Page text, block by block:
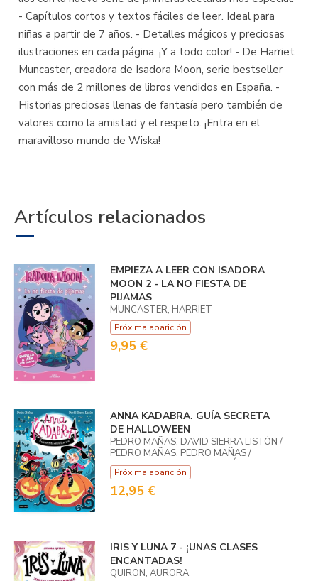
- Capítulos cortos y textos fáciles de leer. Ideal para
niñas a partir de 7 años. - Detalles mágicos y preciosas
ilustraciones en cada página. ¡Y a todo color! - De Harriet
Muncaster, creadora de Isadora Moon, serie bestseller
con más de 2 millones de libros vendidos en España. -
Historias preciosas llenas de fantasía pero también de
valores como la amistad y el respeto. ¡Entra en el
maravilloso mundo de Wiska!
Artículos relacionados
EMPIEZA A LEER CON ISADORA
MOON 2 - LA NO FIESTA DE
PIJAMAS
MUNCASTER, HARRIET
Próxima aparición
9,95 €
ANNA KADABRA. GUÍA SECRETA
DE HALLOWEEN
PEDRO MAÑAS, DAVID SIERRA LISTÓN /
PEDRO MAÑAS, PEDRO MAÑAS /
LISTON, DAVID SIERRA LISTÓN
Próxima aparición
12,95 €
IRIS Y LUNA 7 - ¡UNAS CLASES
ENCANTADAS!
QUIRON, AURORA